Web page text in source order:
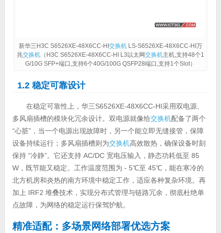
新华三H3C S6526XE-48X6CC-HI交换机LS-S6526XE-48X6CC-HI万
兆交换机（H3C S6526XE-48X6CC-HI L3以太网交换机主机,支持48个1
G/10G SFP+端口,支持6个40G/100G QSFP28端口,支持1个Slot）
1.2 稳定可靠设计
在稳定可靠性上，华三S6526XE-48X6CC-HI采用双电源、
多风扇插槽的模块化冗余设计。双电源就像给交换机配备了两个
“心脏”，当一个电源出现故障时，另一个能立即无缝接管，保障
设备持续运行；多风扇插槽则为交换机高效散热，确保设备时刻
保持 “冷静”。它还支持 AC/DC 宽电压输入，静态功耗低至 85
W，既节能又稳定。工作温度范围为 - 5℃至 45℃，能在寒冷的
北方机房和炎热的南方环境中稳定工作，适应各种复杂环境。再
加上 IRF2 堆叠技术，实现分布式管理与链路冗余，彻底杜绝单
点故障，为网络的稳定运行保驾护航。
精准适配：多场景网络部署优选方案